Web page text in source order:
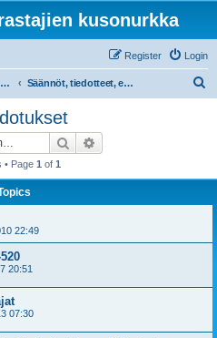
kusonurkka
Login
Register
Kerhon ja keskustelupalstan tiedotteet Säännöt, tiedotteet, ehdotukset
Search
• Page 1 of 1
22:49
20:51
07:30